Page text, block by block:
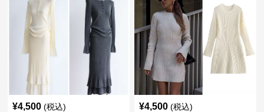
¥4,500 (税込) ¥4,500 (税込)